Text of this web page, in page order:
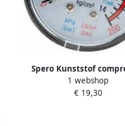
Spero Kunststof
drukmeter | 42mm | Bar
achteraansluiting R1 2-
1 webshop
€ 19,30